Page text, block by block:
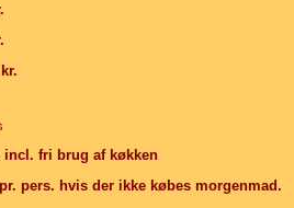
fri brug af køkken
pers. hvis der ikke købes morgenmad.